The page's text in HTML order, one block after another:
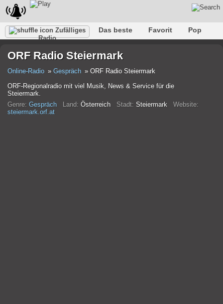
Zufälliges
Radio
Das beste Favorit
Pop
Rap
Trans Falk Jazz
ORF Radio Steiermark
Online-Radio Gespräch
ORF Radio Steiermark
ORF-Regionalradio mit viel Musik, News & Service für die
Steiermark.
Genre: Gespräch Land: Österreich Stadt: Steiermark Website:
steiermark.orf.at